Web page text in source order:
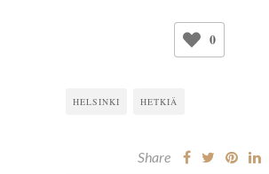
0
HELSINKI HETKIÄ
Share